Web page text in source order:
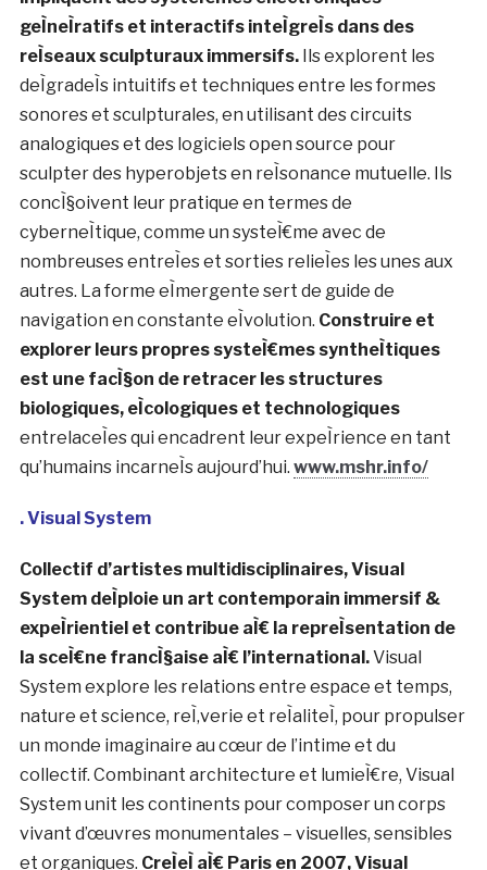
potentialiteÌs essentielles inheÌrentes au corps
humain, aux donneÌes, aÌ€ la programmation, aux
ordinateurs et aÌ€ d’autres pheÌnomeÌ€nes, sondant
les interrelations et les frontieÌ€res
deÌlimitant l’analogique et le numeÌrique, le reÌel et
le virtuel. daito.ws/en/
. MSHR
MSHR est le collectif artistique de Brenna Murphy
et Birch Cooper, creÌeÌ en 2011 aÌ€ Portland, Oregon
Ils construisent et explorent en collaboration des
systeÌ€mes eÌlectroniques sculpturaux qui prennent
la forme de compo- sitions, de performances et
d’installations audiovisuelles. Leurs installations
impliquent des systeÌ€mes eÌlectroniques
geÌneÌratifs et interactifs inteÌgreÌs dans des
deÌgradeÌs intuitifs et techniques entre les formes
sonores et sculpturales, en utilisant des circuits
analogiques et des logiciels open source pour
sculpter des hyperobjets en reÌsonance mutuelle. Ils
concÌ§oivent leur pratique en termes de
cyberneÌtique, comme un systeÌ€me avec de
nombreuses entreÌes et sorties relieÌes les unes aux
autres. La forme eÌmergente sert de guide de
navigation en constante eÌvolution. Construire et
explorer leurs propres systeÌ€mes syntheÌtiques
est une facÌ§on de retracer les structures
biologiques, eÌcologiques et technologiques